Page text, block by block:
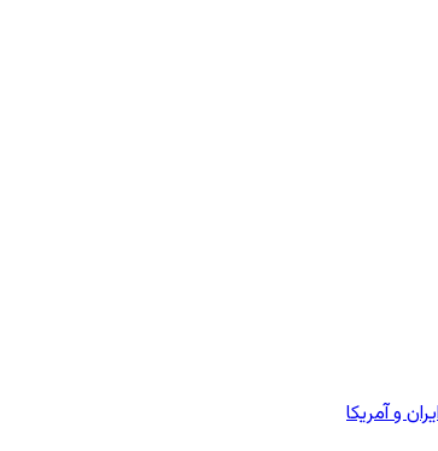
و آمریکا